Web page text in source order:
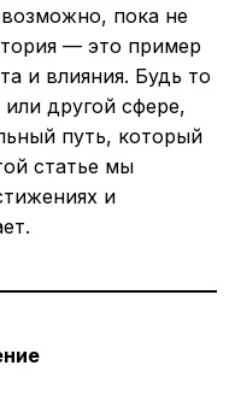
пока не
— это пример
и влияния. Будь то
или другой сфере,
путь, который
статье мы
и